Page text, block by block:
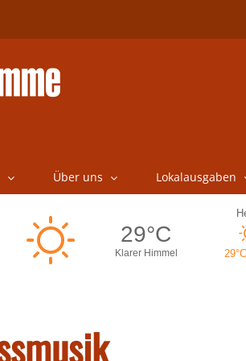
Über uns Lokalausgaben